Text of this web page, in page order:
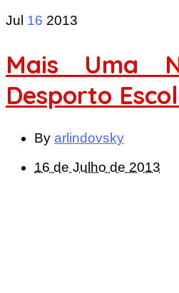
Jul 16 2013
Mais Uma
Desporto
By arlindovsky
16 de Julho de 2013